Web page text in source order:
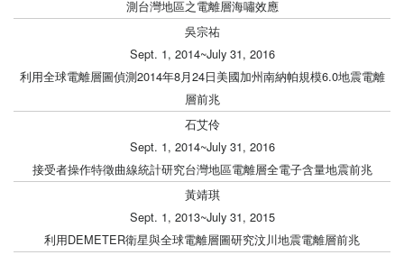
測台灣地區之電離層海嘯效應
吳宗祐
Sept. 1, 2014~July 31, 2016
利用全球電離層圖偵測2014年8月24日美國加州南納帕規模6.0地震電離
層前兆
石艾伶
Sept. 1, 2014~July 31, 2016
接受者操作特徵曲線統計研究台灣地區電離層全電子含量地震前兆
黃靖琪
Sept. 1, 2013~July 31, 2015
利用DEMETER衛星與全球電離層圖研究汶川地震電離層前兆